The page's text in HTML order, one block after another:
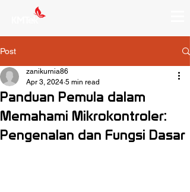
Post
Panduan Pemula dalam
Memahami Mikrokontroler:
Pengenalan dan Fungsi Dasar
zanikurnia86
Apr 3, 2024 5 min read